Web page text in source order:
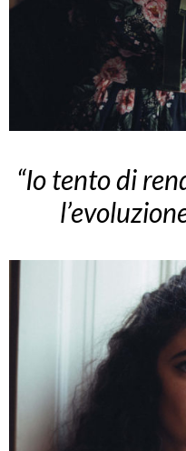
“Io tento di